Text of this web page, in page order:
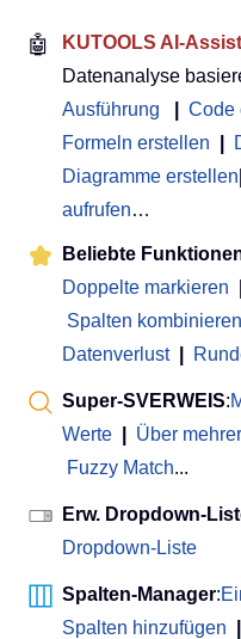
🤖 KUTOOLS AI-
Datenanalyse
Ausführung
Code
Formeln erstellen
Diagramme erstellen
aufrufen…
Beliebte
Doppelte markieren
Spalten
Datenverlust
Super-SVERWEIS:
Werte
Über
Fuzzy Match...
Erw. Dropdown-
Dropdown-Liste
Spalten-Manager:
Spalten hinzufügen